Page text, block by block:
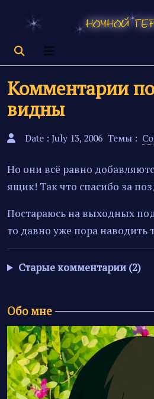
Комментарии
видны
Date : July 13, 2006 Темы :
Но они всё равно
ящик! Так что спасибо за
Постараюсь на выходных
то давно уже пора наводить
Старые комментарии (2)
Обо мне